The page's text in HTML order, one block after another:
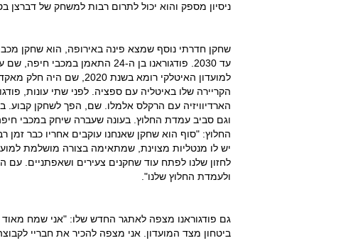
ניסיון מספק והוא יכול לתרום רבות למשחק של דברצן
שחקן חדרתי נוסף שמצא פינה באירופה, הוא שחקן מכבי
עד 2030. פודגוראנו בן ה-24
למועדון האיטלקי רומא
הקריירה שלו באיטליה עם ספציה. לפני שתי עונות,
הארדיוויזיה עם הרקלס אלמלו. שם, הפך לשחקן קבוע.
וגם סביב עמדת החלוץ. בעונה שעברה שיחק במכבי
החלוץ: "סוף הוא שחקן שאנחנו עוקבים אחריו כבר זמן
יש לו מנטליות מצוינת, שמתאימה בצורה מושלמת
לחזון שלנו לפתח עוד שחקנים צעירים ושאפתניים. עם
ולעמדת החלוץ שלנו".
גם פודגוראנו מצפה לאתגר החדש שלו: "אני שמח
ביטחון מצד המועדון. אני מצפה להכיר את חבריי